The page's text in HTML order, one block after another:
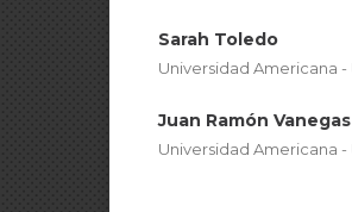
Sarah Toledo
Universidad Americana -
Juan Ramón
Universidad Americana -